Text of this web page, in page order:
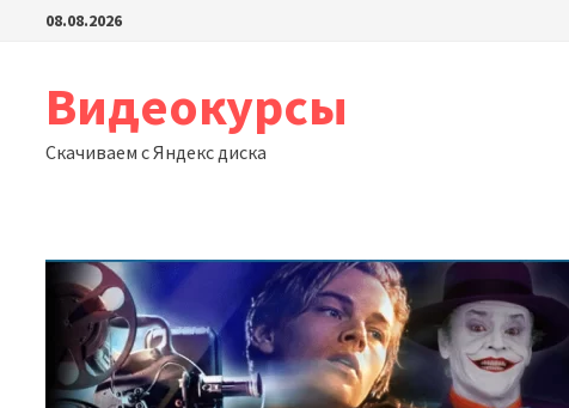
Перейти08.08.2026
Видеокурсы
Скачиваем с Яндекс диска